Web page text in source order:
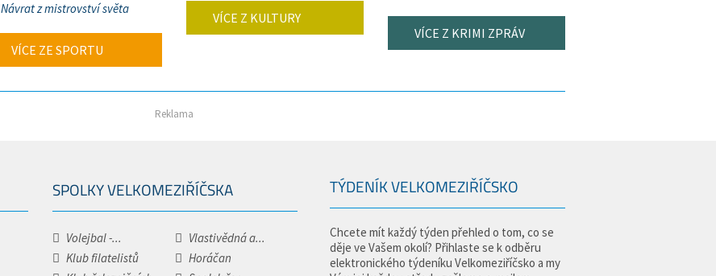
Návrat z mistrovství světa
VÍCE ZE SPORTU
VÍCE Z KULTURY
VÍCE Z KRIMI ZPRÁV
Reklama
SPOLKY VELKOMEZIŘÍČSKA
Volejbal -...
Vlastivědná a...
Klub filatelistů
Horáčan
TÝDENÍK VELKOMEZIŘÍČSKO
Chcete mít každý týden přehled o tom, co se
děje ve Vašem okolí? Přihlaste se k odběru
elektronického týdeníku Velkomeziříčsko a my